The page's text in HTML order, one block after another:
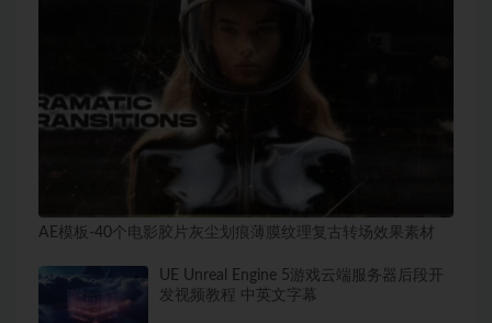
AE模板-40个电影胶片灰尘划痕薄膜纹理复古转场效果素材
UE Unreal Engine 5游戏云端服务器后段开
发视频教程 中英文字幕